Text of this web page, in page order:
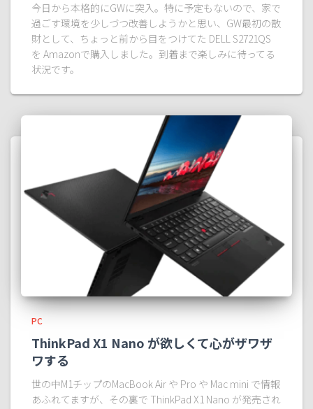
今日から本格的にGWに突入。特に予定もないので、家で
過ごす環境を少しづつ改善しようかと思い、GW最初の散
財として、ちょっと前から目をつけてた DELL S2721QS
を Amazonで購入しました。到着まで楽しみに待ってる
状況です。
PC
ThinkPad X1 Nano が欲しくて心がザワザ
ワする
世の中M1チップのMacBook Air や Pro や Mac mini で情報
あふれてますが、その裏で ThinkPad X1 Nano が発売され